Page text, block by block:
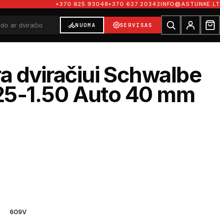
+370 625 93048+370 627 20342INFO@ASTUNKE.LT
NUOMA SERVISAS
dviračiui Schwalbe
1.50 Auto 40 mm
609V